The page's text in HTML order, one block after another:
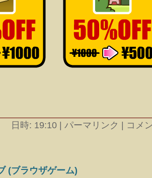
日時: 19:10 | パーマリンク | コメ
(ブラウザゲーム)